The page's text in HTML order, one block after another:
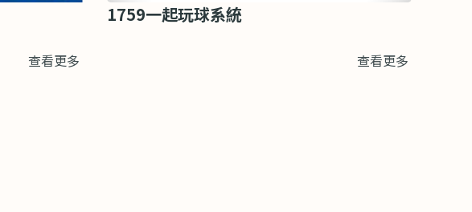
查看更多
1759一起玩球系統
查看更多